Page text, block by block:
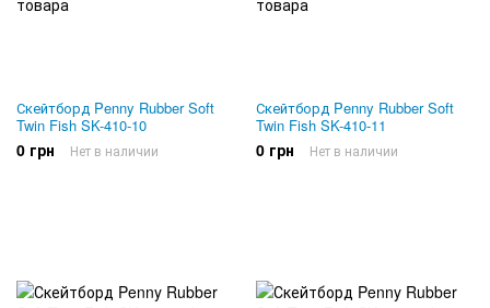
Скейтборд Penny Rubber Soft
Twin Fish SK-410-10
0 грн Нет в наличии
Скейтборд Penny Rubber Soft
Twin Fish SK-410-11
0 грн Нет в наличии